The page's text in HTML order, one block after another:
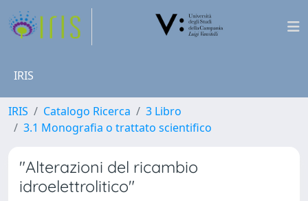
IRIS
IRIS Catalogo Ricerca
3 Libro
3.1 Monografia o trattato scientifico
"Alterazioni del ricambio
idroelettrolitico"